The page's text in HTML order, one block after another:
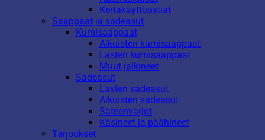
Kertakäyttöastiat
Saappaat ja sadeasut
Kumisaappaat
Aikuisten kumisaappaat
Lasten kumisaappaat
Muut jalkineet
Sadeasut
Lasten sadeasut
Aikuisten sadeasut
Sateenvarjot
Käsineet ja päähineet
Tarjoukset